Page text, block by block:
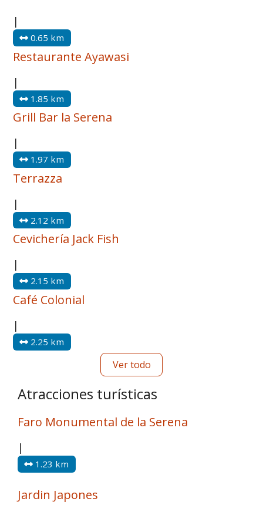
|
0.65 km
Restaurante Ayawasi
|
1.85 km
Grill Bar la Serena
|
1.97 km
Terrazza
|
2.12 km
Cevichería Jack Fish
|
2.15 km
Café Colonial
|
2.25 km
Ver todo
Atracciones turísticas
Faro Monumental de la Serena
|
1.23 km
Jardin Japones